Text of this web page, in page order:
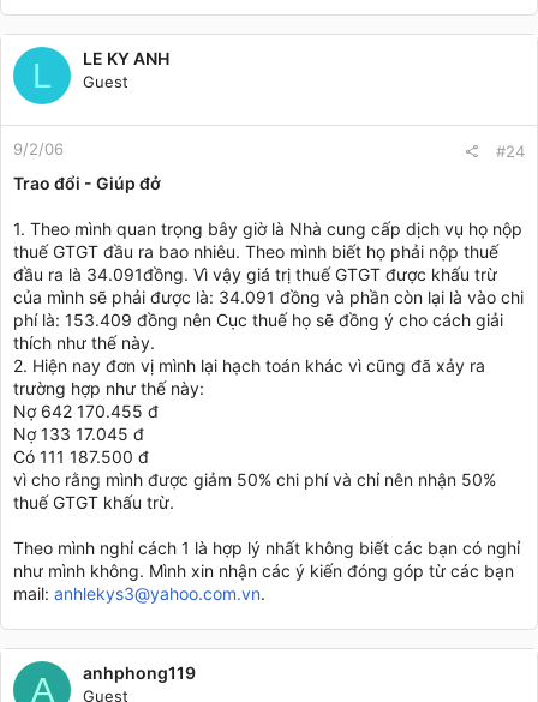
tchính hay sao? Em thấy không ổn tí nào? các anh chị xem thử
vấn đề của em và chỉ cho em cách giải quyết nhé
Tình hình thật khẩn cấp vì em hoang mang đến độ ko làm việc
gì được . Em cảm ơn ạ
L LE KY ANH
Guest
9/2/06 #24
Trao đổi - Giúp đở
1. Theo mình quan trọng bây giờ là Nhà cung cấp dịch vụ họ nộp
thuế GTGT đầu ra bao nhiêu. Theo mình biết họ phải nộp thuế
đầu ra là 34.091đồng. Vì vậy giá trị thuế GTGT được khấu trừ
của mình sẽ phải được là: 34.091 đồng và phần còn lại là vào chi
phí là: 153.409 đồng nên Cục thuế họ sẽ đồng ý cho cách giải
thích như thế này.
2. Hiện nay đơn vị mình lại hạch toán khác vì cũng đã xảy ra
trường hợp như thế này:
Nợ 642 170.455 đ
Nợ 133 17.045 đ
Có 111 187.500 đ
vì cho rằng mình được giảm 50% chi phí và chỉ nên nhận 50%
thuế GTGT khấu trừ.
Theo mình nghỉ cách 1 là hợp lý nhất không biết các bạn có nghỉ
như mình không. Mình xin nhận các ý kiến đóng góp từ các bạn
mail: anhlekys3@yahoo.com.vn.
A anhphong119
Guest